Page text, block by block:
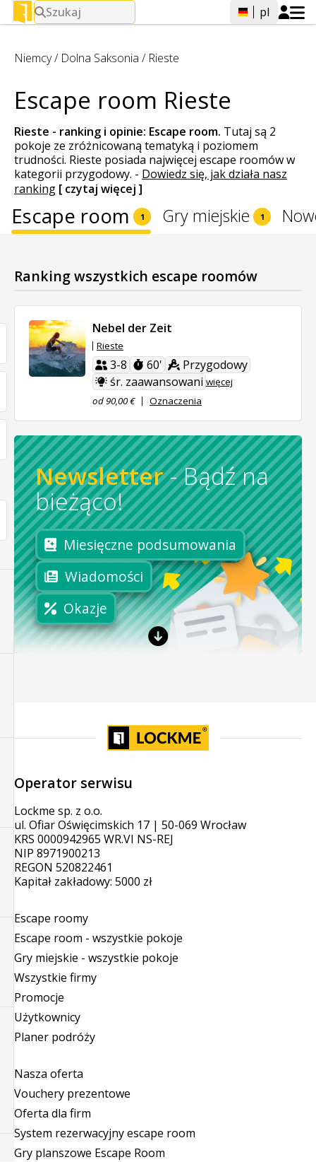
Szukaj pl
Niemcy/ Dolna Saksonia / Rieste
Escape room Rieste
Rieste - ranking i opinie: Escape room. Tutaj są 2
pokoje ze zróżnicowaną tematyką i poziomem
trudności. Rieste posiada najwięcej escape roomów w
kategorii przygodowy. - Dowiedz się, jak działa nasz
ranking [ czytaj więcej ]
Escape room 1 Gry miejskie 1
Ranking wszystkich escape roomów
Nebel der Zeit
Rieste
3-8 60'
Przygodowy
śr. zaawansowani więcej
od 90,00 €
Oznaczenia
Newsletter -Bądź na
bieżąco!
Miesięczne podsumowania
Wiadomości
Okazje
Operator serwisu
Lockme sp. z o.o.
ul. Ofiar Oświęcimskich 17 | 50-069 Wrocław
KRS 0000942965 WR.VI NS-REJ
NIP 8971900213
REGON 520822461
Kapitał zakładowy: 5000 zł
Escape roomy
Escape room - wszystkie pokoje
Gry miejskie - wszystkie pokoje
Wszystkie firmy
Promocje
Użytkownicy
Planer podróży
Nasza oferta
Vouchery prezentowe
Oferta dla firm
System rezerwacyjny escape room
Gry planszowe Escape Room